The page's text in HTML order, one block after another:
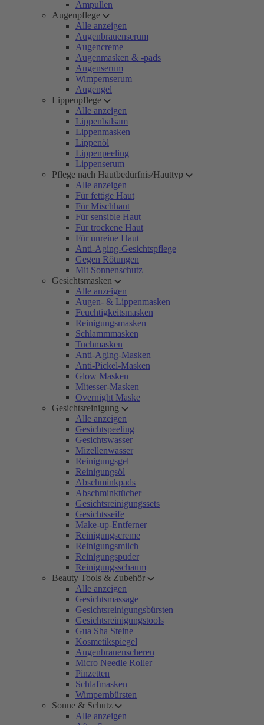
Ampullen
Augenpflege
Alle anzeigen
Augenbrauenserum
Augencreme
Augenmasken & -pads
Augenserum
Wimpernserum
Augengel
Lippenpflege
Alle anzeigen
Lippenbalsam
Lippenmasken
Lippenöl
Lippenpeeling
Lippenserum
Pflege nach Hautbedürfnis/Hauttyp
Alle anzeigen
Für fettige Haut
Für Mischhaut
Für sensible Haut
Für trockene Haut
Für unreine Haut
Anti-Aging-Gesichtspflege
Gegen Rötungen
Mit Sonnenschutz
Gesichtsmasken
Alle anzeigen
Augen- & Lippenmasken
Feuchtigkeitsmasken
Reinigungsmasken
Schlammmasken
Tuchmasken
Anti-Aging-Masken
Anti-Pickel-Masken
Glow Masken
Mitesser-Masken
Overnight Maske
Gesichtsreinigung
Alle anzeigen
Gesichtspeeling
Gesichtswasser
Mizellenwasser
Reinigungsgel
Reinigungsöl
Abschminkpads
Abschminktücher
Gesichtsreinigungssets
Gesichtsseife
Make-up-Entferner
Reinigungscreme
Reinigungsmilch
Reinigungspuder
Reinigungsschaum
Beauty Tools & Zubehör
Alle anzeigen
Gesichtsmassage
Gesichtsreinigungsbürsten
Gesichtsreinigungstools
Gua Sha Steine
Kosmetikspiegel
Augenbrauenscheren
Micro Needle Roller
Pinzetten
Schlafmasken
Wimpernbürsten
Sonne & Schutz
Alle anzeigen